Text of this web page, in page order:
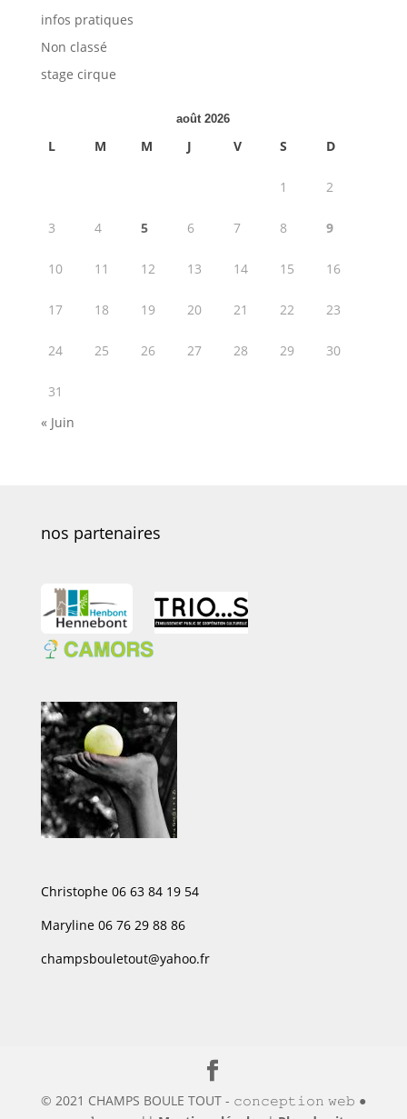
infos pratiques
Non classé
stage cirque
août 2026
L M M J V S D
1 2
3 4 5 6 7 8 9
10 11 12 13 14 15 16
17 18 19 20 21 22 23
24 25 26 27 28 29 30
31
« Juin
nos partenaires
Christophe 06 63 84 19 54
Maryline 06 76 29 88 86
champsbouletout@yahoo.fr
© 2021 CHAMPS BOULE TOUT - 𝚌𝚘𝚗𝚌𝚎𝚙𝚝𝚒𝚘𝚗 𝚠𝚎𝚋 ●